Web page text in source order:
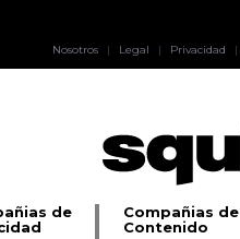
Nosotros | Legal | Privacidad |
de
Compañias de
Contenido